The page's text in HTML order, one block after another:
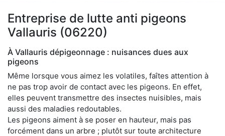
Entreprise de lutte anti pigeons
Vallauris (06220)
À Vallauris dépigeonnage : nuisances dues aux
pigeons
Même lorsque vous aimez les volatiles, faîtes attention à
ne pas trop avoir de contact avec les pigeons. En effet,
elles peuvent transmettre des insectes nuisibles, mais
aussi des maladies redoutables.
Les pigeons aiment à se poser en hauteur, mais pas
forcément dans un arbre ; plutôt sur toute architecture